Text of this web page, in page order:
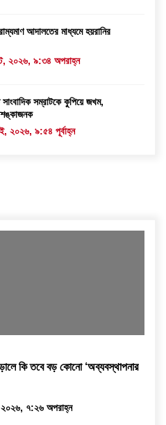
আদালতের মাধ্যমে হয়রানির
২০২৬, ৯:৩৪ অপরাহ্ন
সাংবাদিক সম্রাটকে কুপিয়ে জখম,
২০২৬, ৯:৫৪ পূর্বাহ্ন
কি তবে বড় কোনো ‘অব্যবস্থাপনার
৭:২৬ অপরাহ্ন